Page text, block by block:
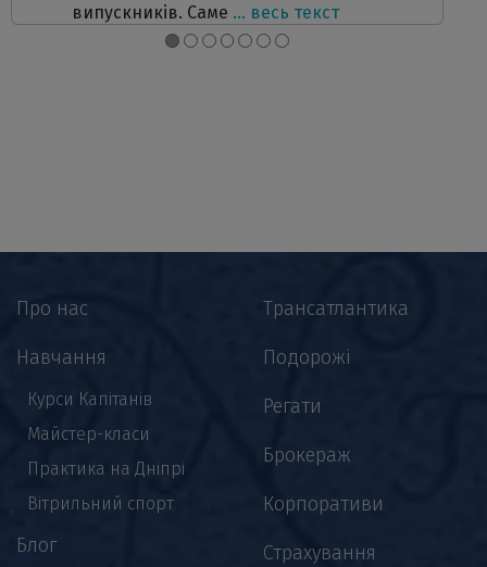
випускників. Саме … весь текст
●●●●●●
●
Про нас
Навчання
Курси Капітанів
Майстер-класи
Практика на Дніпрі
Вітрильний спорт
Блог
Трансатлантика
Подорожі
Регати
Брокераж
Корпоративи
Страхування